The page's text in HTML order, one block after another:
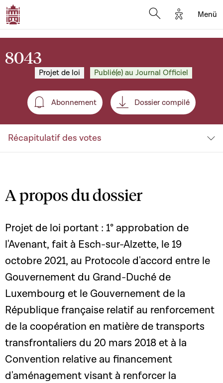
Options
Menü
8043
Projet de loi Publié(e) au Journal Officiel
Abonnement
Abonnement Dossier compilé
Récapitulatif des votes
A propos du dossier
Projet de loi portant : 1° approbation de
l'Avenant, fait à Esch-sur-Alzette, le 19
octobre 2021, au Protocole d'accord entre le
Gouvernement du Grand-Duché de
Luxembourg et le Gouvernement de la
République française relatif au renforcement
de la coopération en matière de transports
transfrontaliers du 20 mars 2018 et à la
Convention relative au financement
d'aménagement visant à renforcer la